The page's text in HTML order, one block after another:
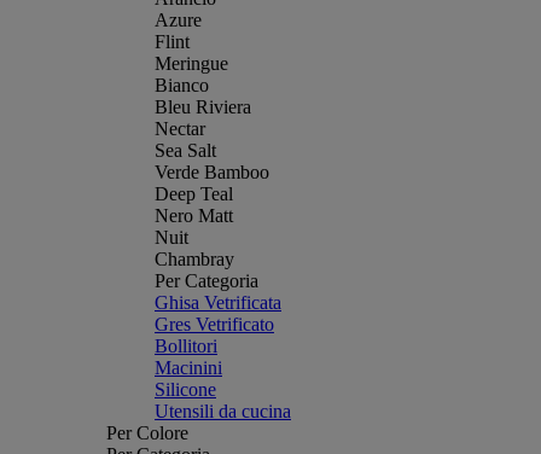
Azure
Flint
Meringue
Bianco
Bleu Riviera
Nectar
Sea Salt
Verde Bamboo
Deep Teal
Nero Matt
Nuit
Chambray
Per Categoria
Ghisa Vetrificata
Gres Vetrificato
Bollitori
Macinini
Silicone
Utensili da cucina
Per Colore